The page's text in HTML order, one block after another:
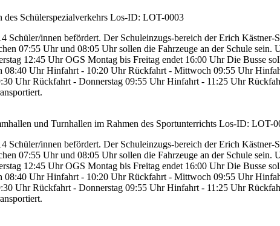
Schülerspezialverkehrs Los-ID: LOT-0003
Schüler/innen befördert. Der Schuleinzugs-bereich der Erich
07:55 Uhr und 08:05 Uhr sollen die Fahrzeuge an der Schule
12:45 Uhr OGS Montag bis Freitag endet 16:00 Uhr Die Busse
Uhr Hinfahrt - 10:20 Uhr Rückfahrt - Mittwoch 09:55 Uhr
Uhr Rückfahrt - Donnerstag 09:55 Uhr Hinfahrt - 11:25 Uhr
und Turnhallen im Rahmen des Sportunterrichts Los-ID: LOT-
Schüler/innen befördert. Der Schuleinzugs-bereich der Erich
07:55 Uhr und 08:05 Uhr sollen die Fahrzeuge an der Schule
12:45 Uhr OGS Montag bis Freitag endet 16:00 Uhr Die Busse
Uhr Hinfahrt - 10:20 Uhr Rückfahrt - Mittwoch 09:55 Uhr
Uhr Rückfahrt - Donnerstag 09:55 Uhr Hinfahrt - 11:25 Uhr